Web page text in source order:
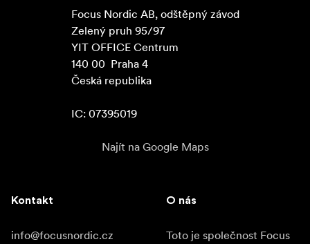
Focus Nordic AB, odštěpný závod
Zelený pruh 95/97
YIT OFFICE Centrum
140 00  Praha 4
Česká republika
IC: 07395019
Najít na Google Maps
Kontakt
info@focusnordic.cz
O nás
Toto je společnost Focus